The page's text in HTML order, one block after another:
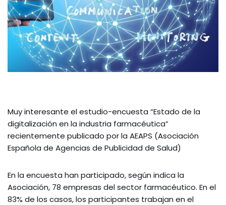
Muy interesante el estudio-encuesta “Estado de la
digitalización en la industria farmacéutica”
recientemente publicado por la AEAPS (Asociación
Española de Agencias de Publicidad de Salud)
En la encuesta han participado, según indica la
Asociación, 78 empresas del sector farmacéutico. En el
83% de los casos, los participantes trabajan en el